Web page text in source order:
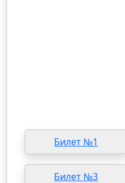
Билет №1
Билет №3